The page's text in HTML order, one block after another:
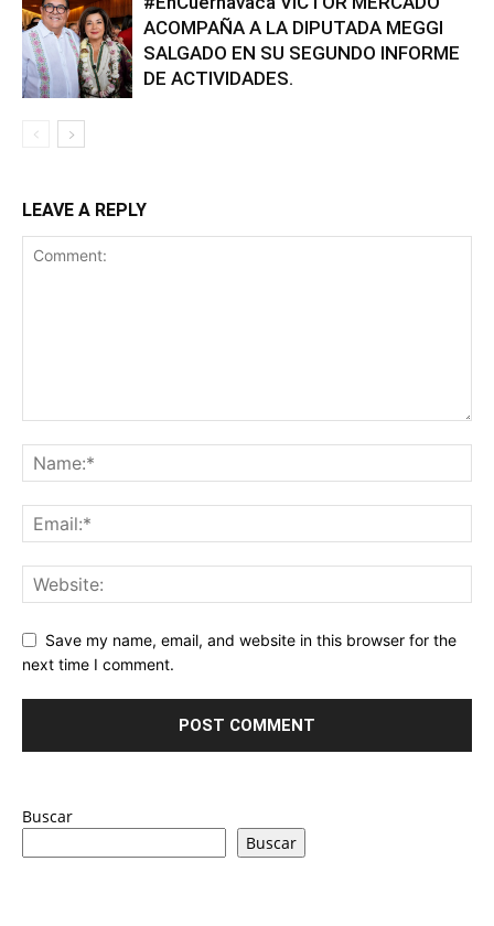
ACOMPAÑA A LA DIPUTADA MEGGI
SALGADO EN SU SEGUNDO INFORME
DE ACTIVIDADES.
LEAVE A REPLY
Save my name, email, and website in this browser for the
next time I comment.
Buscar
Buscar